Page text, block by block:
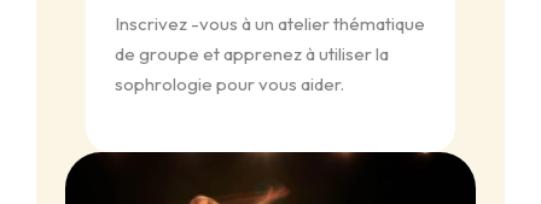
Inscrivez -vous à un atelier thématique
de groupe et apprenez à utiliser la
sophrologie pour vous aider.